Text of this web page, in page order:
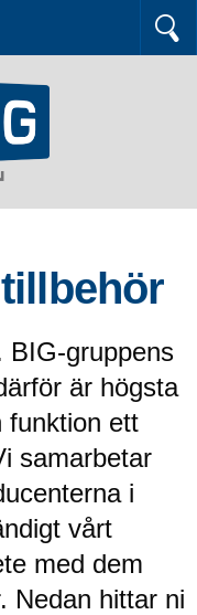
BIG-gruppens
är högsta
funktion ett
samarbetar
i
vårt
med dem
Nedan hittar ni